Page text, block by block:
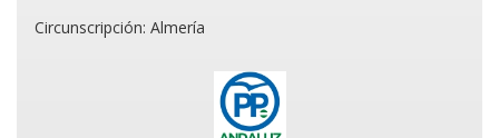
Circunscripción: Almería